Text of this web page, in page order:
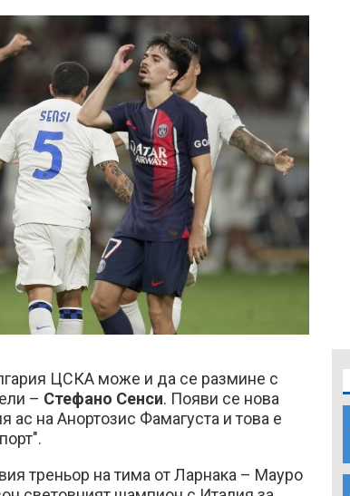
ЦСКА може и да се размине с
– Стефано Сенси. Появи се нова
ас на Анортозис Фамагуста и това е
треньор на тима от Ларнака – Мауро